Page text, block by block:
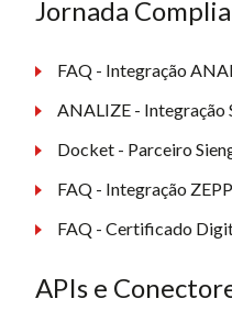
Jornada
FAQ - Integração
ANALIZE - Integração
Docket - Parceiro
FAQ - Integração
FAQ - Certificado
APIs e